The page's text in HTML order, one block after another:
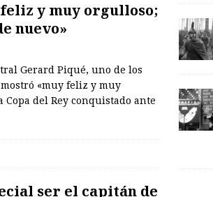
y muy orgulloso;
nuevo»
Gerard Piqué, uno de los
«muy feliz y muy
del Rey conquistado ante
ser el capitán de